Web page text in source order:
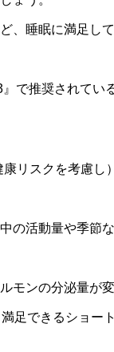
睡眠に満足し
で推奨されてい
リスクを考慮し）
の活動量や季節
モンの分泌量が
足できるショー